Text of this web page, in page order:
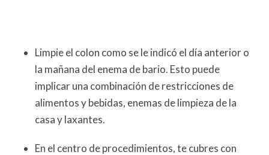
Limpie el colon como se le indicó el día anterior o
la mañana del enema de bario. Esto puede
implicar una combinación de restricciones de
alimentos y bebidas, enemas de limpieza de la
casa y laxantes.
En el centro de procedimientos, te cubres con